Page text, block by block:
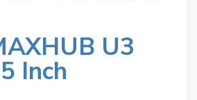
U3
Inch